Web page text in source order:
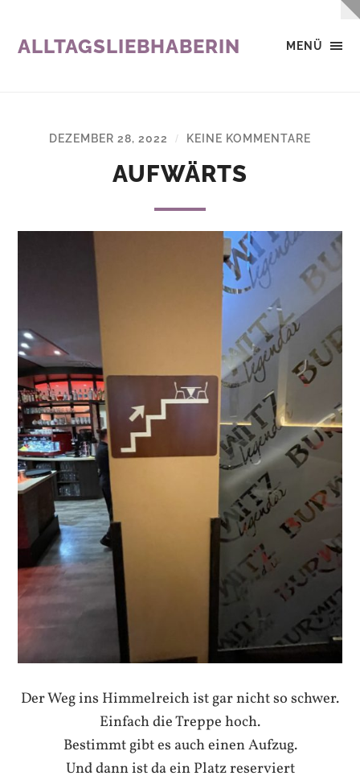
MENÜ
ALLTAGSLIEBHABERIN
DEZEMBER 28, 2022 / KEINE KOMMENTARE
AUFWÄRTS
Der Weg ins Himmelreich ist gar nicht so schwer.
Einfach die Treppe hoch.
Bestimmt gibt es auch einen Aufzug.
Und dann ist da ein Platz reserviert